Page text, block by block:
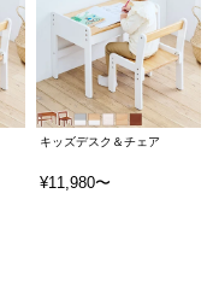
キッズデスク＆チェア
¥11,980〜